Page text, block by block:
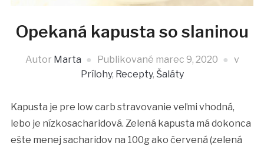
Opekaná kapusta so slaninou
Autor Marta Publikované marec 9, 2020
v
Prílohy, Recepty, Šaláty
Kapusta je pre low carb stravovanie veľmi vhodná,
lebo je nízkosacharidová. Zelená kapusta má dokonca
ešte menej sacharidov na 100g ako červená (zelená